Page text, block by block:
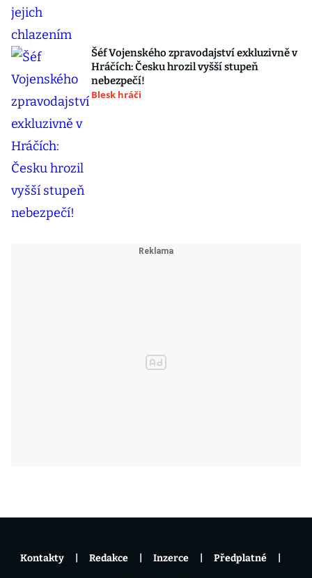
Šéf Vojenského zpravodajství exkluzivně v
Hráčích: Česku hrozil vyšší stupeň
nebezpečí!
Blesk hráči
Kontakty Redakce Inzerce Předplatné